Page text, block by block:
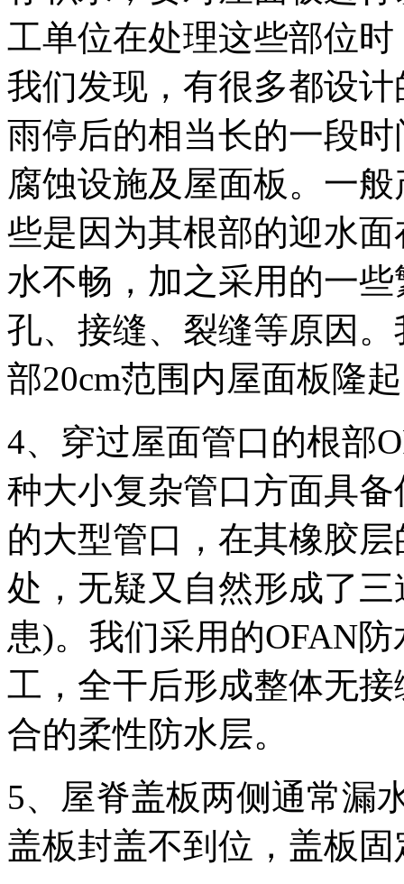
工单位在处理这些部位
我们发现，有很多都设
雨停后的相当长的一段
腐蚀设施及屋面板。一
些是因为其根部的迎水
水不畅，加之采用的一
孔、接缝、裂缝等原因
部20cm范围内屋面板隆
4、穿过屋面管口的根部
种大小复杂管口方面具
的大型管口，在其橡胶
处，无疑又自然形成了
患)。我们采用的OFAN
工，全干后形成整体无
合的柔性防水层。
5、屋脊盖板两侧通常漏
盖板封盖不到位，盖板